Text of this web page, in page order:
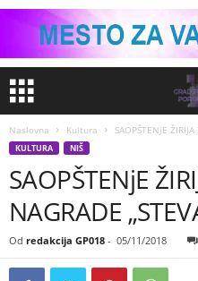
Naslovna Kultura SAOPŠTENjE
KULTURA NIŠ
SAOPŠTENjE
NAGRADE
Od redakcija GP018 - 05/11/2018